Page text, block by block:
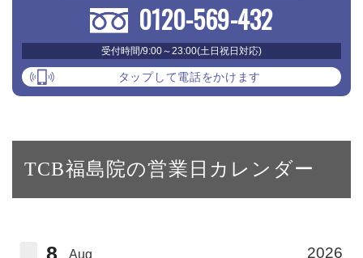
0120-569-432
受付時間/9:00～23:00(土日祝日対応)
タップして電話をかけます
TCB福島院の営業日カレンダー